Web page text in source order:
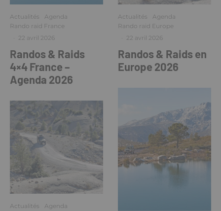
Actualités
Agenda
Rando raid France
· 22 avril 2026
Randos & Raids
4×4 France –
Agenda 2026
Actualités
Agenda
Actualités
Agenda
Rando raid Europe
· 22 avril 2026
Randos & Raids en
Europe 2026